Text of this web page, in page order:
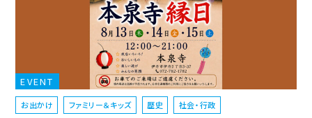
EVENT
お出かけ ファミリー＆キッズ 歴史 社会・行政